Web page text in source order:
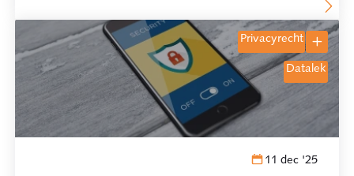
privacyrecht
datalek
11 dec '25